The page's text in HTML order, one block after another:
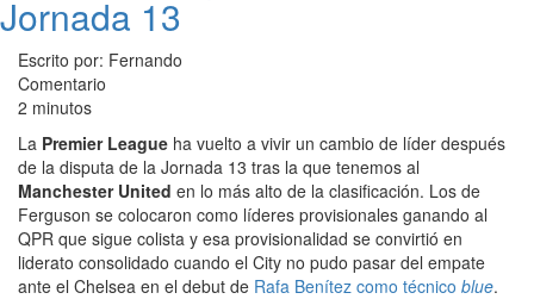
Jornada 13
Escrito por: Fernando
Comentario
2 minutos
La Premier League ha vuelto a vivir un cambio de líder después
de la disputa de la Jornada 13 tras la que tenemos al
Manchester United en lo más alto de la clasificación. Los de
Ferguson se colocaron como líderes provisionales ganando al
QPR que sigue colista y esa provisionalidad se convirtió en
liderato consolidado cuando el City no pudo pasar del empate
ante el Chelsea en el debut de Rafa Benítez como técnico blue.